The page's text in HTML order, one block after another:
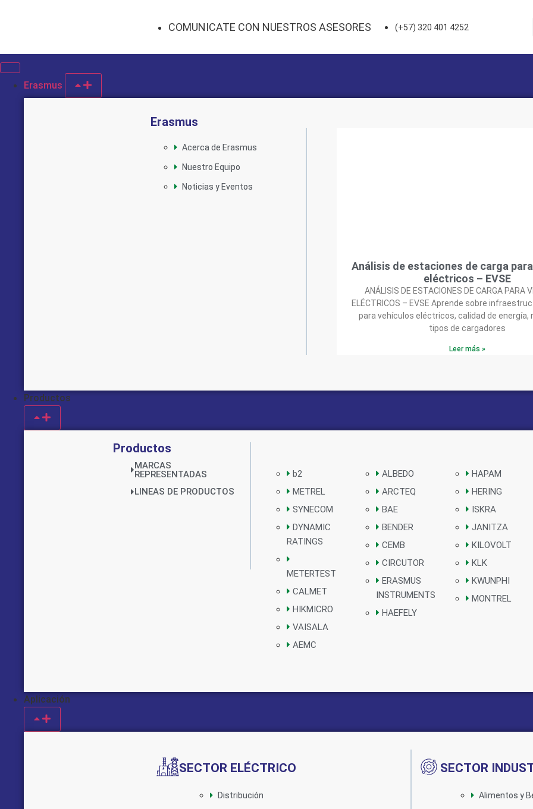
COMUNICATE CON NUESTROS ASESORES (+57) 320 401 4252
Erasmus
Erasmus
Acerca de Erasmus
Nuestro Equipo
Noticias y Eventos
Análisis de estaciones de carga
eléctricos – EVSE
ANÁLISIS DE ESTACIONES DE CARGA PARA
ELÉCTRICOS – EVSE Aprende sobre
para vehículos eléctricos, calidad de energía,
tipos de cargadores
Leer más »
Productos
Productos
MARCAS
REPRESENTADAS
LINEAS DE PRODUCTOS
b2
METREL
SYNECOM
DYNAMIC
RATINGS
METERTEST
CALMET
HIKMICRO
VAISALA
AEMC
ALBEDO
ARCTEQ
BAE
BENDER
CEMB
CIRCUTOR
ERASMUS
INSTRUMENTS
HAEFELY
HAPAM
HERING
ISKRA
JANITZA
KILOVOLT
KLK
KWUNPHI
MONTREL
Aplicación
SECTOR ELÉCTRICO
Distribución
SECTOR
Alimentos y